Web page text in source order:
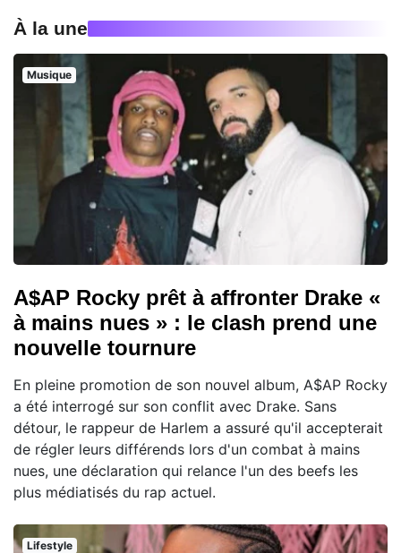
À la une
Musique
A$AP Rocky prêt à affronter Drake «
à mains nues » : le clash prend une
nouvelle tournure
En pleine promotion de son nouvel album, A$AP Rocky
a été interrogé sur son conflit avec Drake. Sans
détour, le rappeur de Harlem a assuré qu'il accepterait
de régler leurs différends lors d'un combat à mains
nues, une déclaration qui relance l'un des beefs les
plus médiatisés du rap actuel.
Lifestyle